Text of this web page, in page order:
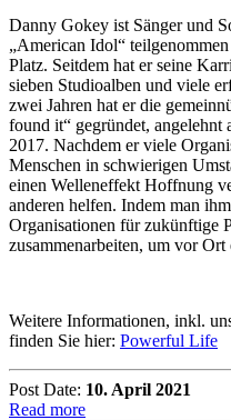
Danny Gokey ist Sänger und
„American Idol“
Platz. Seitdem hat er seine
sieben Studioalben und viele
zwei Jahren hat er die
found it“ gegründet, angelehnt
2017. Nachdem er viele
Menschen in schwierigen
einen Welleneffekt Hoffnung
anderen helfen. Indem man
Organisationen für zukünftige
zusammenarbeiten, um vor
Weitere Informationen, inkl.
finden Sie hier: Powerful Life
Post Date: 10. April 2021
Read more